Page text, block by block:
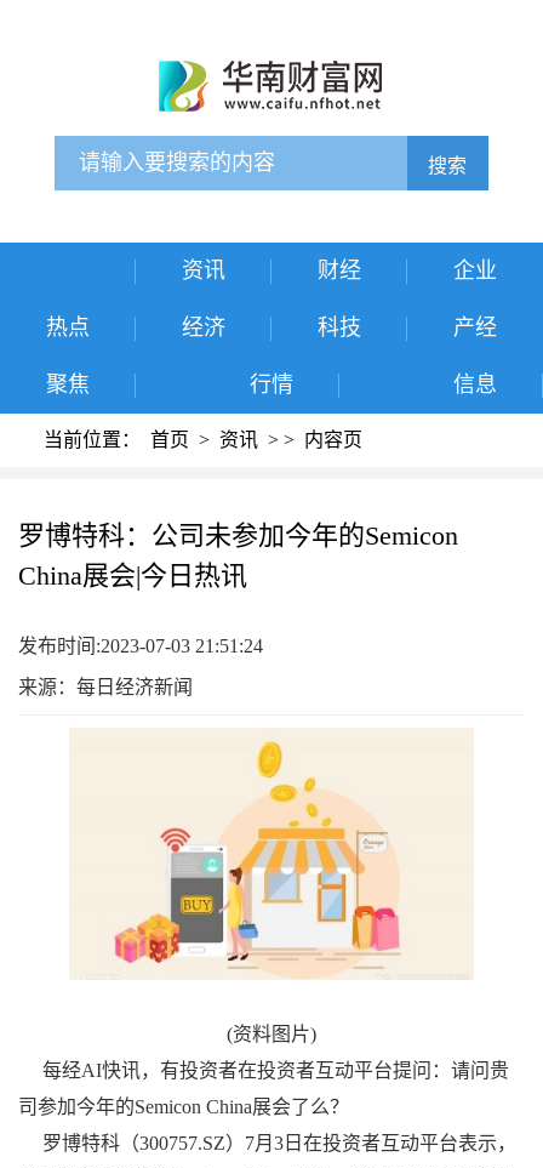
搜索
资讯 财经 企业
热点 经济 科技 产经
聚焦 行情 信息
当前位置： 首页 > 资讯 > > 内容页
罗博特科：公司未参加今年的Semicon
China展会|今日热讯
发布时间:2023-07-03 21:51:24
来源：每日经济新闻
(资料图片)
每经AI快讯，有投资者在投资者互动平台提问：请问贵
司参加今年的Semicon China展会了么？
罗博特科（300757.SZ）7月3日在投资者互动平台表示，